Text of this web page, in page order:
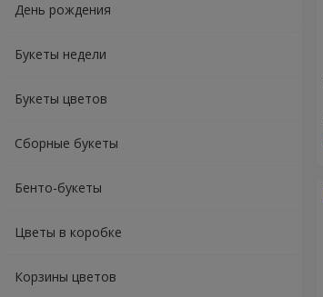
День рождения
Букеты недели
Букеты цветов
Сборные букеты
Бенто-букеты
Цветы в коробке
Корзины цветов